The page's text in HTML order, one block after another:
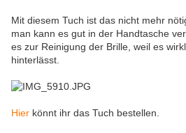
Mit diesem Tuch ist das nicht mehr
man kann es gut in der Handtasche
es zur Reinigung der Brille, weil es
hinterlässt.
Hier könnt ihr das Tuch bestellen.